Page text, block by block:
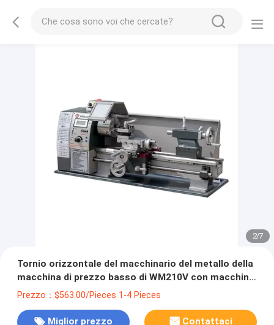
2/7
Tornio orizzontale del macchinario del metallo della
macchina di prezzo basso di WM210V con macchina
del tornio del metallo del certificato del CE la mini
Prezzo：$563.00/Pieces 1-4 Pieces
Miglior prezzo Contattaci